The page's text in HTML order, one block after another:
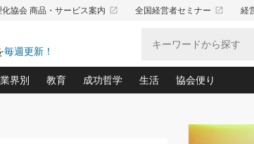
化協会 商品・サービス案内 launch 全国経営者セミナー launch 経
毎週更新！
業界別 教育 成功哲学
中国哲学に学ぶ 不況は会社守成の好
生活
おのころ心平の ──社
協会便り
「愛読者通信